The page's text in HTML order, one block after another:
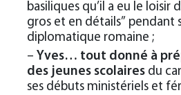
basiliques qu’il a eu le loisir
gros et en détails” pendant
diplomatique romaine ;
– Yves… tout donné à
des jeunes scolaires du
ses débuts ministériels et